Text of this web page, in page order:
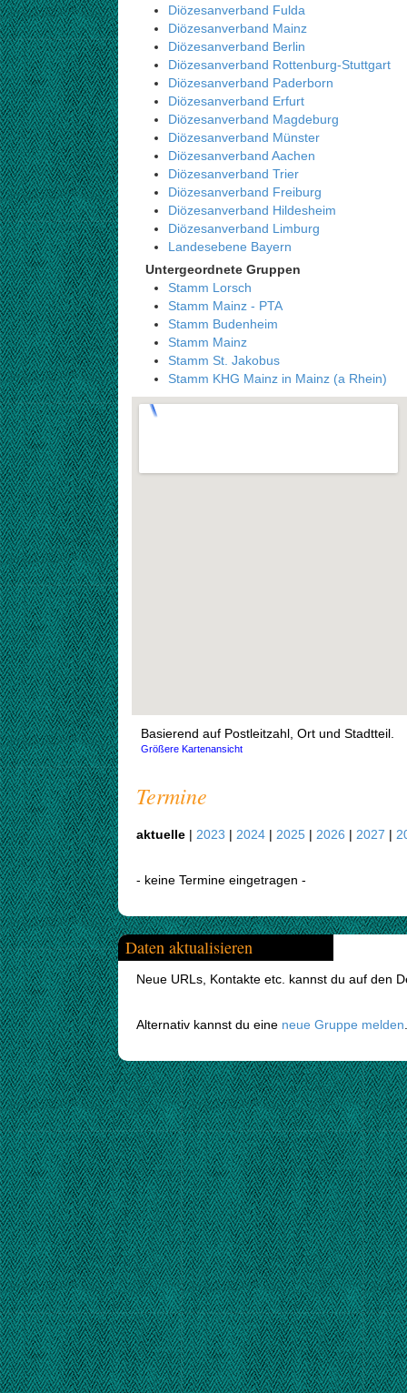
Diözesanverband Fulda
Diözesanverband Mainz
Diözesanverband Berlin
Diözesanverband Rottenburg-Stuttgart
Diözesanverband Paderborn
Diözesanverband Erfurt
Diözesanverband Magdeburg
Diözesanverband Münster
Diözesanverband Aachen
Diözesanverband Trier
Diözesanverband Freiburg
Diözesanverband Hildesheim
Diözesanverband Limburg
Landesebene Bayern
Untergeordnete Gruppen
Stamm Lorsch
Stamm Mainz - PTA
Stamm Budenheim
Stamm Mainz
Stamm St. Jakobus
Stamm KHG Mainz in Mainz (a Rhein)
Basierend auf Postleitzahl, Ort und Stadtteil.
Größere Kartenansicht
Termine
aktuelle | 2023 | 2024 | 2025 | 2026 | 2027 |
- keine Termine eingetragen -
Daten aktualisieren
Neue URLs, Kontakte etc. kannst du auf den
Alternativ kannst du eine neue Gruppe melden